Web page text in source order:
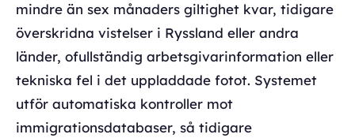
mindre än sex månaders giltighet kvar, tidigare
överskridna vistelser i Ryssland eller andra
länder, ofullständig arbetsgivarinformation eller
tekniska fel i det uppladdade fotot. Systemet
utför automatiska kontroller mot
immigrationsdatabaser, så tidigare